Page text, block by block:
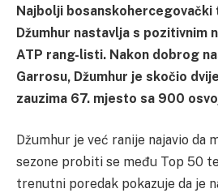
Najbolji bosanskohercegovački
Džumhur nastavlja s pozitivnim
ATP rang-listi. Nakon dobrog
Garrosu, Džumhur je skočio
zauzima 67. mjesto sa 900
Džumhur je već ranije najavio da
sezone probiti se među Top 50
trenutni poredak pokazuje da je